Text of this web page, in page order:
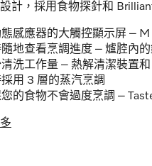
計，採用食物探針和
態感應器的大觸控顯示屏 –
隨地查看烹調進度 – 爐腔內
洗工作量 – 熱解清潔裝置
採用 3 層的蒸汽烹調
的食物不會過度烹調 –